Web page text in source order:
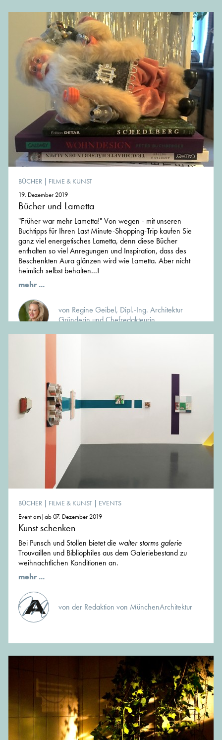
BÜCHER | FILME & KUNST
19. Dezember 2019
Bücher und Lametta
"Früher war mehr Lametta!" Von wegen - mit unseren
Buchtipps für Ihren Last Minute-Shopping-Trip kaufen Sie
ganz viel energetisches Lametta, denn diese Bücher
enthalten so viel Anregungen und Inspiration, dass des
Beschenkten Aura glänzen wird wie Lametta. Aber nicht
heimlich selbst behalten...!
mehr ...
von Regine Geibel, Dipl.-Ing. Architektur
Gründerin und Chefredakteurin
BÜCHER | FILME & KUNST | EVENTS
Event am|ab 07. Dezember 2019
Kunst schenken
Bei Punsch und Stollen bietet die walter storms galerie
Trouvaillen und Bibliophiles aus dem Galeriebestand zu
weihnachtlichen Konditionen an.
mehr ...
von der Redaktion von MünchenArchitektur